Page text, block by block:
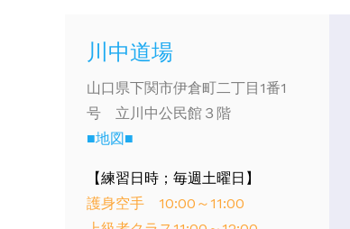
川中道場
山口県下関市伊倉町二丁目1番1
号 立川中公民館３階
■地図■
【練習日時；毎週土曜日】
護身空手 10:00～11:00